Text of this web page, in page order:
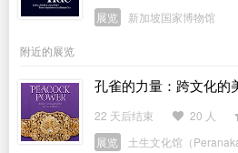
展览
新加坡国家博物馆
附近的展览
孔雀的力量：跨文化的
22 天后结束 20 人
展览
土生文化馆（